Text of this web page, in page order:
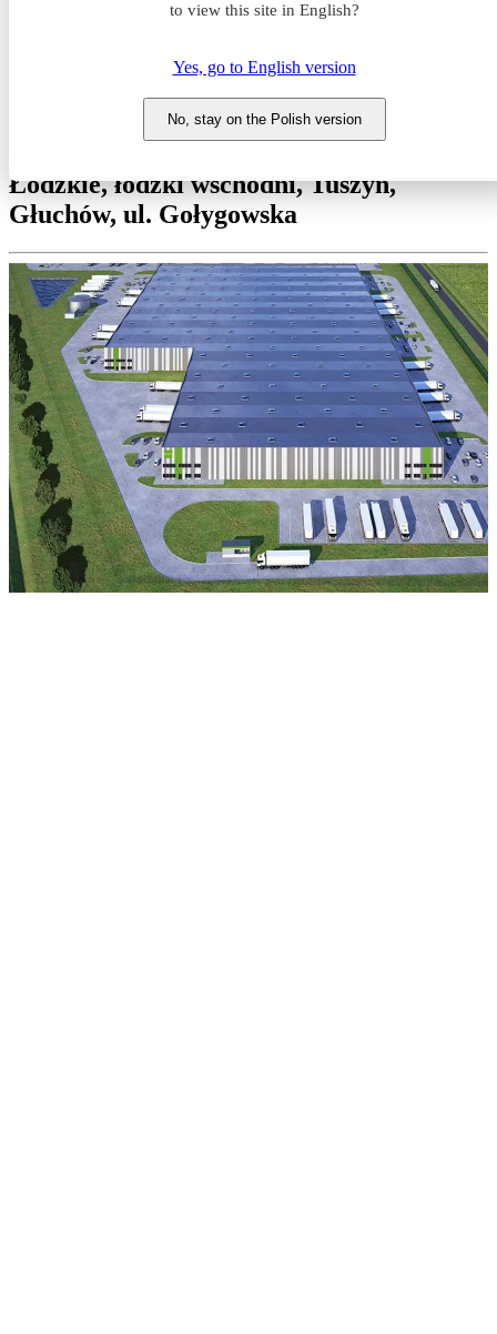
to view this site in English?
Yes, go to English version
No, stay on the Polish version
Magazyn do wynajęcia GLP
Łódź II Logistics Centre
Łódzkie, łódzki wschodni, Tuszyn,
Głuchów, ul. Gołygowska